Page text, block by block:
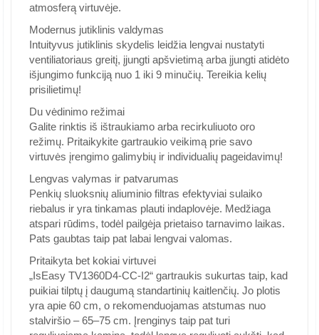
atmosferą virtuvėje.
Modernus jutiklinis valdymas
Intuityvus jutiklinis skydelis leidžia lengvai nustatyti
ventiliatoriaus greitį, įjungti apšvietimą arba įjungti atidėto
išjungimo funkciją nuo 1 iki 9 minučių. Tereikia kelių
prisilietimų!
Du vėdinimo režimai
Galite rinktis iš ištraukiamo arba recirkuliuoto oro
režimų. Pritaikykite gartraukio veikimą prie savo
virtuvės įrengimo galimybių ir individualių pageidavimų!
Lengvas valymas ir patvarumas
Penkių sluoksnių aliuminio filtras efektyviai sulaiko
riebalus ir yra tinkamas plauti indaplovėje. Medžiaga
atspari rūdims, todėl pailgėja prietaiso tarnavimo laikas.
Pats gaubtas taip pat labai lengvai valomas.
Pritaikyta bet kokiai virtuvei
„IsEasy TV1360D4-CC-I2“ gartraukis sukurtas taip, kad
puikiai tilptų į daugumą standartinių kaitlenčių. Jo plotis
yra apie 60 cm, o rekomenduojamas atstumas nuo
stalviršio – 65–75 cm. Įrenginys taip pat turi